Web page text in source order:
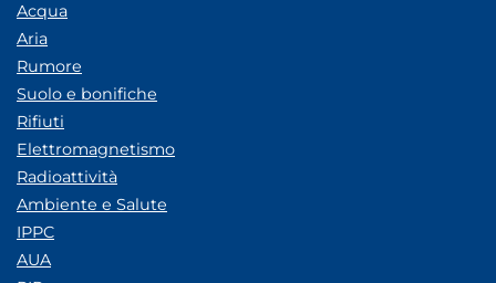
Acqua
Aria
Rumore
Suolo e bonifiche
Rifiuti
Elettromagnetismo
Radioattività
Ambiente e Salute
IPPC
AUA